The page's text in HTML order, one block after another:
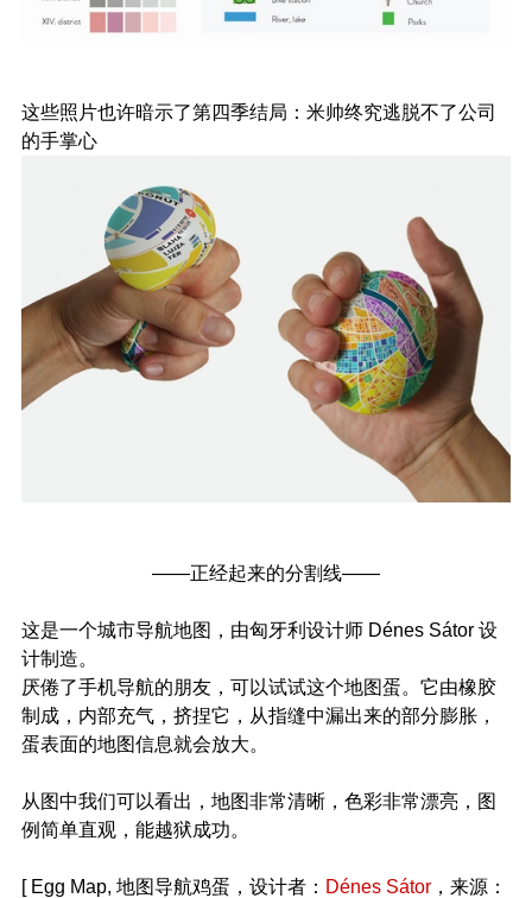
这些照片也许暗示了第四季结局：米帅终究逃脱不了公司
的手掌心
——正经起来的分割线——
这是一个城市导航地图，由匈牙利设计师 Dénes Sátor 设
计制造。
厌倦了手机导航的朋友，可以试试这个地图蛋。它由橡胶
制成，内部充气，挤捏它，从指缝中漏出来的部分膨胀，
蛋表面的地图信息就会放大。
从图中我们可以看出，地图非常清晰，色彩非常漂亮，图
例简单直观，能越狱成功。
[ Egg Map, 地图导航鸡蛋，设计者： Dénes Sátor，来源：